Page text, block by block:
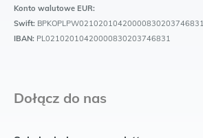
Konto walutowe EUR:
Swift: BPKOPLPW02102010420000830203746831
IBAN: PL02102010420000830203746831
Dołącz do nas